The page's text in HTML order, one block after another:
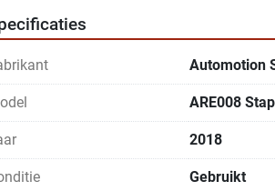
Automotion
ARE008
2018
Gebruikt